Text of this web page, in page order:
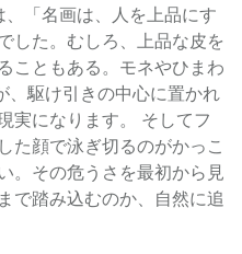
「名画は、人を上品にす
した。むしろ、上品な皮を
こともある。モネやひまわ
、駆け引きの中心に置かれ
実になります。 そしてフ
た顔で泳ぎ切るのがかっこ
。その危うさを最初から見
で踏み込むのか、自然に追